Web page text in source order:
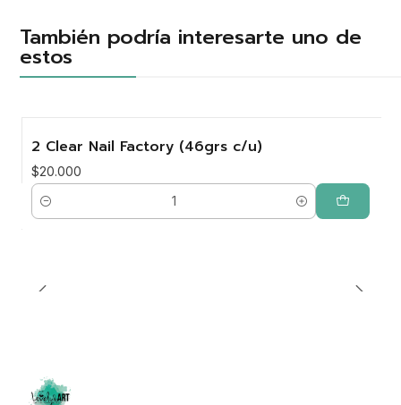
También podría interesarte uno de
estos
2 Clear Nail Factory (46grs c/u)
$20.000
Cantidad